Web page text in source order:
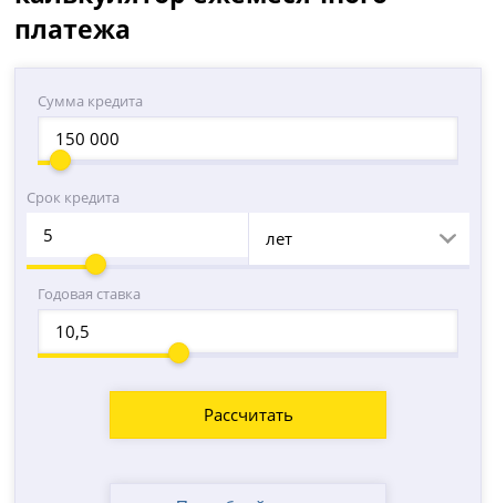
платежа
Сумма кредита
Срок кредита
лет
Годовая ставка
Рассчитать